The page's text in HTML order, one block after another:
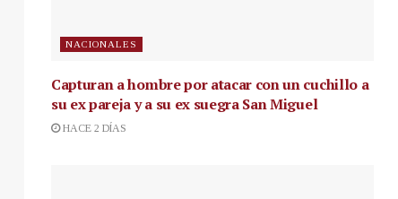
NACIONALES
Capturan a hombre por atacar con un cuchillo a
su ex pareja y a su ex suegra San Miguel
HACE 2 DÍAS